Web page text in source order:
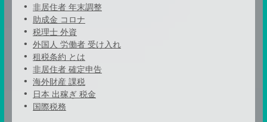
非居住者 年末調整
助成金 コロナ
税理士 外資
外国人 労働者 受け入れ
租税条約 とは
非居住者 確定申告
海外財産 課税
日本 出稼ぎ 税金
国際税務